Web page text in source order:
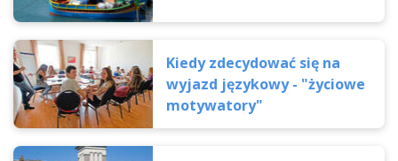
Kiedy zdecydować się na
wyjazd językowy - "życiowe
motywatory"